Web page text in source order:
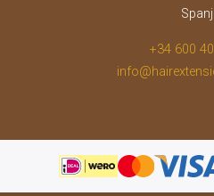
+34 600